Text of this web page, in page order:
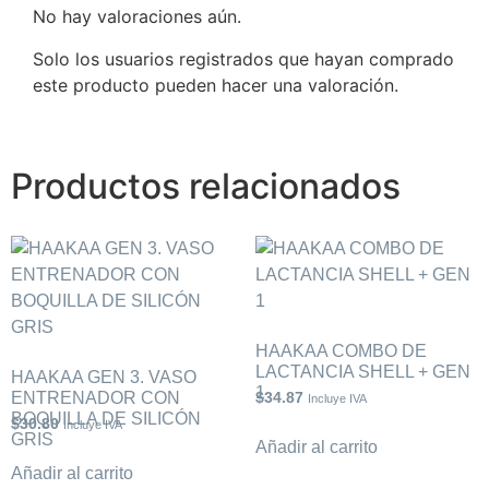
No hay valoraciones aún.
Solo los usuarios registrados que hayan comprado
este producto pueden hacer una valoración.
Productos relacionados
HAAKAA GEN 3. VASO
ENTRENADOR CON
BOQUILLA DE SILICÓN
GRIS
$30.80 Incluye IVA
Añadir al carrito
HAAKAA COMBO DE
LACTANCIA SHELL + GEN
1
$34.87 Incluye IVA
Añadir al carrito